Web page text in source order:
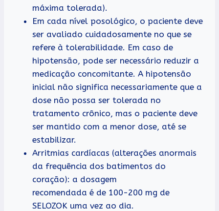
máxima tolerada).
Em cada nível posológico, o paciente deve
ser avaliado cuidadosamente no que se
refere à tolerabilidade. Em caso de
hipotensão, pode ser necessário reduzir a
medicação concomitante. A hipotensão
inicial não significa necessariamente que a
dose não possa ser tolerada no
tratamento crônico, mas o paciente deve
ser mantido com a menor dose, até se
estabilizar.
Arritmias cardíacas (alterações anormais
da frequência dos batimentos do
coração): a dosagem
recomendada é de 100-200 mg de
SELOZOK uma vez ao dia.